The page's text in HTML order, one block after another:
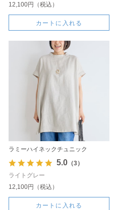
12,100円（税込）
カートに入れる
ラミーハイネックチュニック
5.0（3）
ライトグレー
12,100円（税込）
カートに入れる